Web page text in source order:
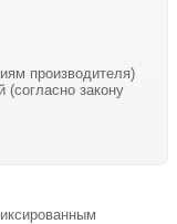
производителя)
(согласно закону